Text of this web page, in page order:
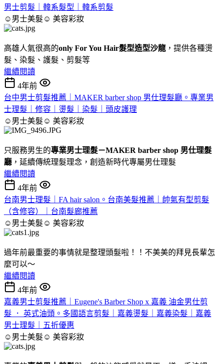
男士剪髮｜韓系髮型｜韓系剪髮
☺男士美髮☺ 美容彩妝
高雄人氣很高的only For You Hair髮型造型沙龍 ，提供各種燙
髮、染髮、護髮、剪髮等
繼續閱讀
4年前
台中男士剪髮推薦｜MAKER barber shop 男仕理髮廳。專業男
士理髮｜修容｜燙髮｜染髮｜頭皮護理
☺男士美髮☺ 美容彩妝
只服務男生的專業男士理髮－MAKER barber shop 男仕理髮
廳 ，延續傳統理髮理念，創造新時代專屬男仕理髮
繼續閱讀
4年前
台南男士理髮｜FA hair salon。台南美髮推薦｜帥氣有型剪髮
（含修容）｜台南髮廊推薦
☺男士美髮☺ 美容彩妝
過年前最重要的事情就是整理頭髮啦！！不美美的拜見長輩怎
麼可以～
繼續閱讀
4年前
嘉義男士剪髮推薦｜Eugene's Barber Shop x 嘉義 油金男仕剪
髮 ． 英式油頭。多國語言剪髮｜嘉義燙髮｜嘉義染髮｜嘉義
男士理髮｜五折優惠
☺男士美髮☺ 美容彩妝